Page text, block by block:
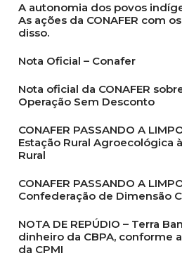
A autonomia dos povos
As ações da CONAFER com
disso.
Nota Oficial – Conafer
Nota oficial da CONAFER
Operação Sem Desconto
CONAFER PASSANDO A
Estação Rural Agroecológica
Rural
CONAFER PASSANDO A
Confederação de Dimensão
NOTA DE REPÚDIO – Terra
dinheiro da CBPA, conforme
da CPMI